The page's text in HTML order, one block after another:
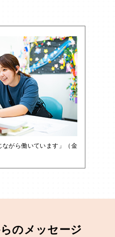
ながら働いています」（金
のメッセージ